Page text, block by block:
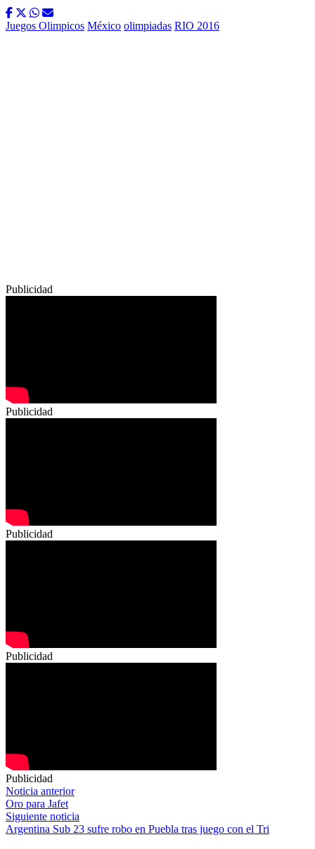
Juegos Olimpicos México olimpiadas RIO 2016
Publicidad
Publicidad
Publicidad
Publicidad
Publicidad
Navegación
de
entradas
Noticia anterior
Oro para Jafet
Siguiente noticia
Argentina Sub 23 sufre robo en Puebla tras juego con el Tri